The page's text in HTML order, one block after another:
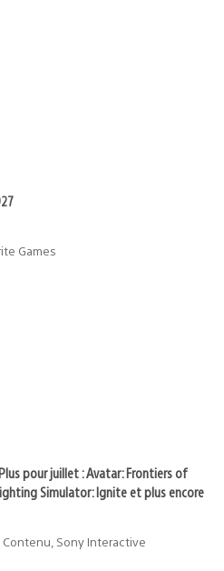
Games
pour juillet : Avatar: Frontiers of
Simulator: Ignite et plus encore
Sony Interactive